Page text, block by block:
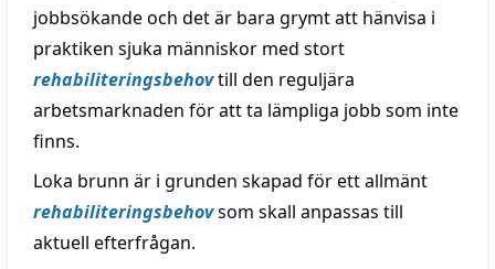
jobbsökande och det är bara grymt att hänvisa i
praktiken sjuka människor med stort
rehabiliteringsbehovtill den reguljära
arbetsmarknaden för att ta lämpliga jobb som inte
finns.
Loka brunn är i grunden skapad för ett allmänt
rehabiliteringsbehovsom skall anpassas till
aktuell efterfrågan.